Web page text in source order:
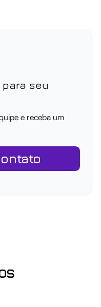
seu
e receba um